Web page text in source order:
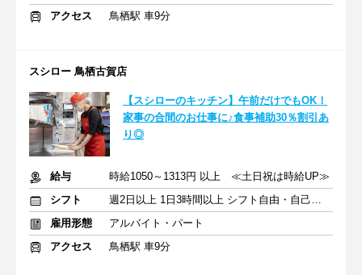
アクセス
鳥栖駅 車9分
スシロー 鳥栖古賀店
【スシローのキッチン】午前だけでもOK！
家事の合間のお仕事に♪食事補助30％割引あ
り◎
給与
時給1050～1313円 以上 ≪土日祝は時給UP≫
シフト
週2日以上 1日3時間以上 シフト自由・自己申告
雇用形態
アルバイト・パート
アクセス
鳥栖駅 車9分